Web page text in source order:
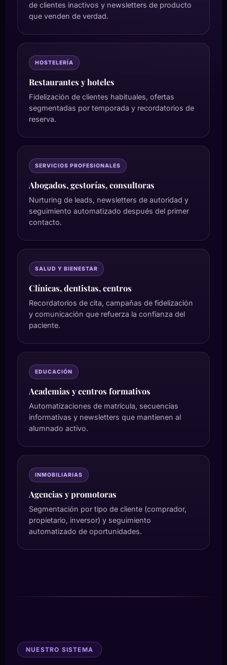
de clientes inactivos y newsletters de producto
que venden de verdad.
HOSTELERÍA
Restaurantes y hoteles
Fidelización de clientes habituales, ofertas
segmentadas por temporada y recordatorios de
reserva.
SERVICIOS PROFESIONALES
Abogados, gestorías, consultoras
Nurturing de leads, newsletters de autoridad y
seguimiento automatizado después del primer
contacto.
SALUD Y BIENESTAR
Clínicas, dentistas, centros
Recordatorios de cita, campañas de fidelización
y comunicación que refuerza la confianza del
paciente.
EDUCACIÓN
Academias y centros formativos
Automatizaciones de matrícula, secuencias
informativas y newsletters que mantienen al
alumnado activo.
INMOBILIARIAS
Agencias y promotoras
Segmentación por tipo de cliente (comprador,
propietario, inversor) y seguimiento
automatizado de oportunidades.
NUESTRO SISTEMA